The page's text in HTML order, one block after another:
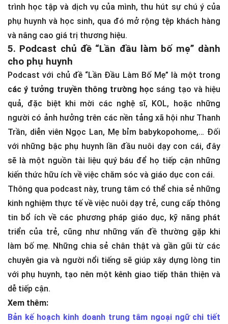
trình học tập và dịch vụ của mình, thu hút sự chú ý của
phụ huynh và học sinh, qua đó mở rộng tệp khách hàng
và nâng cao giá trị thương hiệu.
5. Podcast chủ đề “Lần đầu làm bố mẹ” dành
cho phụ huynh
Podcast với chủ đề “Lần Đầu Làm Bố Mẹ” là một trong
các ý tưởng truyền thông trường học sáng tạo và hiệu
quả, đặc biệt khi mời các nghệ sĩ, KOL, hoặc những
người có ảnh hưởng trên các nền tảng xã hội như Thanh
Trần, diễn viên Ngọc Lan, Mẹ bỉm babykopohome,… Đối
với những bậc phụ huynh lần đầu nuôi dạy con cái, đây
sẽ là một nguồn tài liệu quý báu để họ tiếp cận những
kiến thức hữu ích về việc chăm sóc và giáo dục con cái.
Thông qua podcast này, trung tâm có thể chia sẻ những
kinh nghiệm thực tế về việc nuôi dạy trẻ, cung cấp thông
tin bổ ích về các phương pháp giáo dục, kỹ năng phát
triển của trẻ, cũng như những vấn đề thường gặp khi
làm bố mẹ. Những chia sẻ chân thật và gần gũi từ các
chuyên gia và người nổi tiếng sẽ giúp xây dựng lòng tin
với phụ huynh, tạo nên một kênh giao tiếp thân thiện và
dễ tiếp cận.
Xem thêm:
Bản kế hoạch kinh doanh trung tâm ngoại ngữ chi tiết